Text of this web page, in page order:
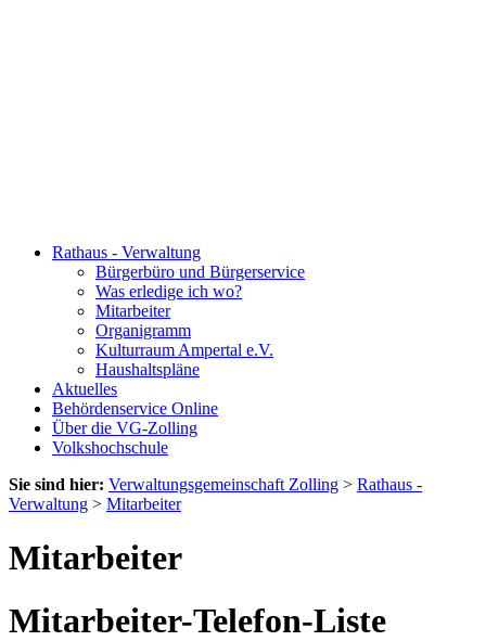
Rathaus - Verwaltung
Bürgerbüro und Bürgerservice
Was erledige ich wo?
Mitarbeiter
Organigramm
Kulturraum Ampertal e.V.
Haushaltspläne
Aktuelles
Behördenservice Online
Über die VG-Zolling
Volkshochschule
Sie sind hier: Verwaltungsgemeinschaft Zolling > Rathaus -
Verwaltung > Mitarbeiter
Mitarbeiter
Mitarbeiter-Telefon-Liste